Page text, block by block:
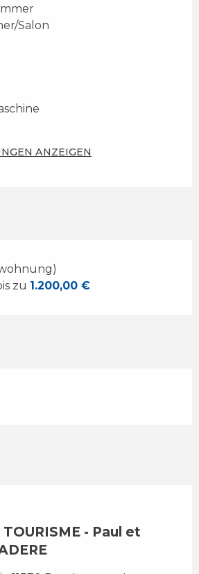
Salon
ANZEIGEN
zu 1.200,00 €
TOURISME - Paul et